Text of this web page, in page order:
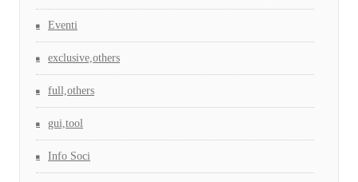
Eventi
exclusive,others
full,others
gui,tool
Info Soci